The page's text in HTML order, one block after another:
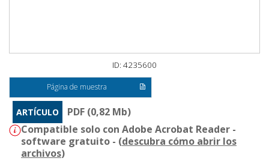
ID: 4235600
Página de muestra
ARTÍCULO
PDF (0,82 Mb)
Compatible solo con Adobe Acrobat Reader -
software gratuito - (descubra cómo abrir los
archivos)